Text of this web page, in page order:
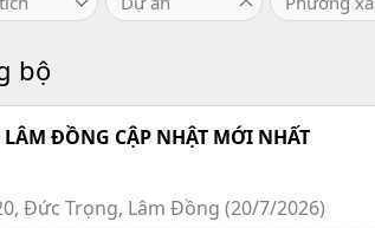
bộ
ĐỒNG CẬP NHẬT MỚI NHẤT
Đức Trọng, Lâm Đồng (20/7/2026)